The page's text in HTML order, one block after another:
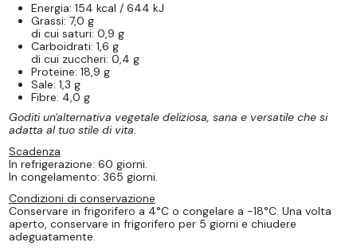
Energia: 154 kcal / 644 kJ
Grassi: 7,0 g
di cui saturi: 0,9 g
Carboidrati: 1,6 g
di cui zuccheri: 0,4 g
Proteine: 18,9 g
Sale: 1,3 g
Fibre: 4,0 g
Goditi un'alternativa vegetale deliziosa, sana e versatile che si
adatta al tuo stile di vita.
Scadenza
In refrigerazione: 60 giorni.
In congelamento: 365 giorni.
Condizioni di conservazione
Conservare in frigorifero a 4°C o congelare a -18°C. Una volta
aperto, conservare in frigorifero per 5 giorni e chiudere
adeguatamente.